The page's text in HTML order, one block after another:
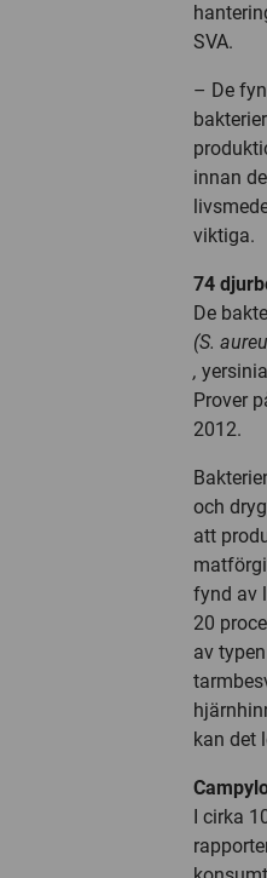
SVA.
– De
innan
viktiga.
74
De
(S.
,
Prover
2012.
och
att
fynd av
20
av typen
kan det
I cirka